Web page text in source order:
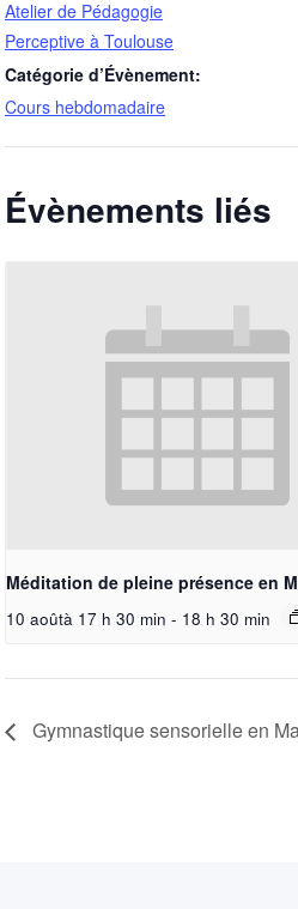
Atelier de Pédagogie
Perceptive à Toulouse
Catégorie d’Évènement:
Cours hebdomadaire
Évènements liés
Méditation de pleine présence en
10 aoûtà 17 h 30 min - 18 h 30 min
Gymnastique sensorielle en